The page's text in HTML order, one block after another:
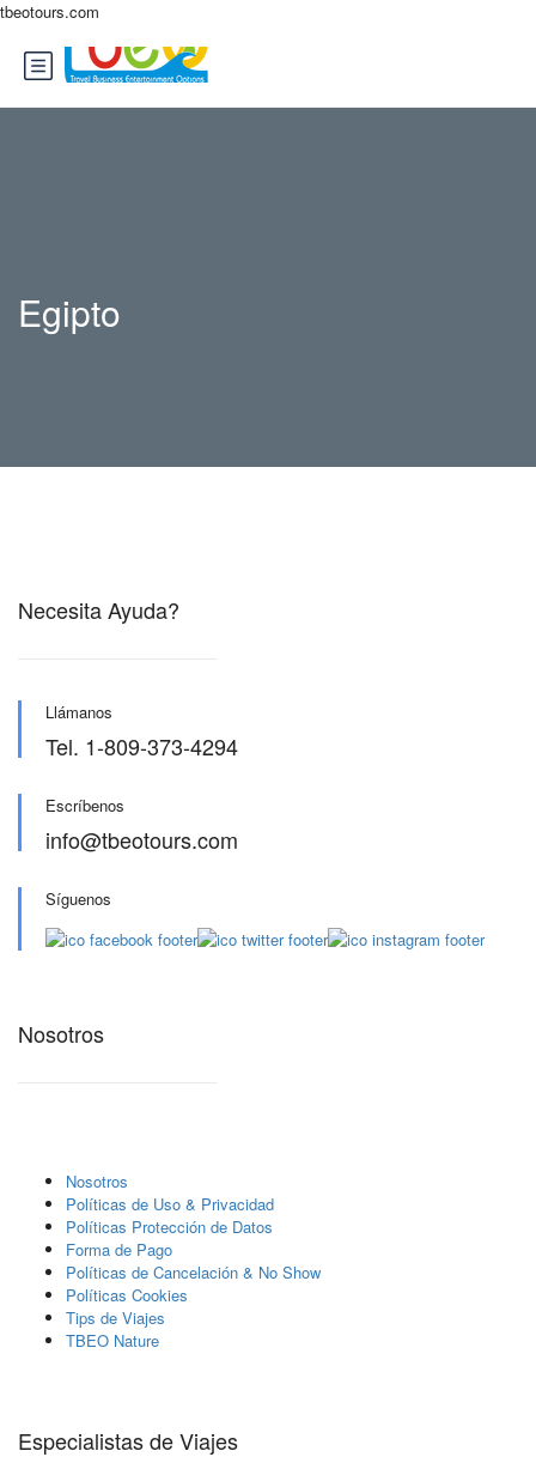
tbeotours.com
Egipto
Necesita Ayuda?
Llámanos
Tel. 1-809-373-4294
Escríbenos
info@tbeotours.com
Síguenos
Nosotros
Nosotros
Polí­ticas de Uso & Privacidad
Polí­ticas Protección de Datos
Forma de Pago
Políticas de Cancelación & No Show
Políticas Cookies
Tips de Viajes
TBEO Nature
Especialistas de Viajes